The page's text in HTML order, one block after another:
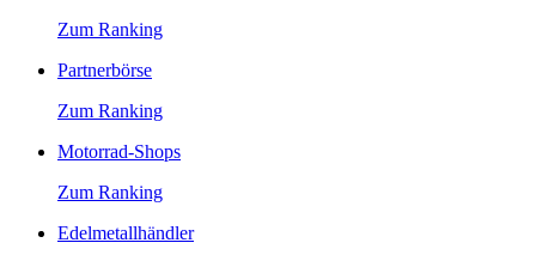
Zum Ranking
Partnerbörse
Zum Ranking
Motorrad-Shops
Zum Ranking
Edelmetallhändler